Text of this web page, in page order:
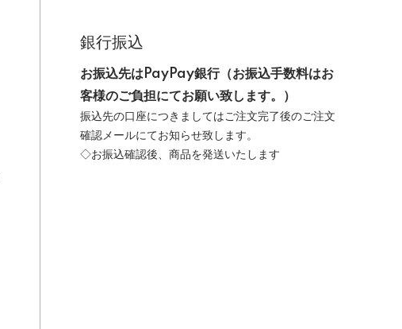
銀行振込
お振込先はPayPay銀行（お振込手数料はお
客様のご負担にてお願い致します。）
振込先の口座につきましてはご注文完了後のご注文
確認メールにてお知らせ致します。
◇お振込確認後、商品を発送いたします